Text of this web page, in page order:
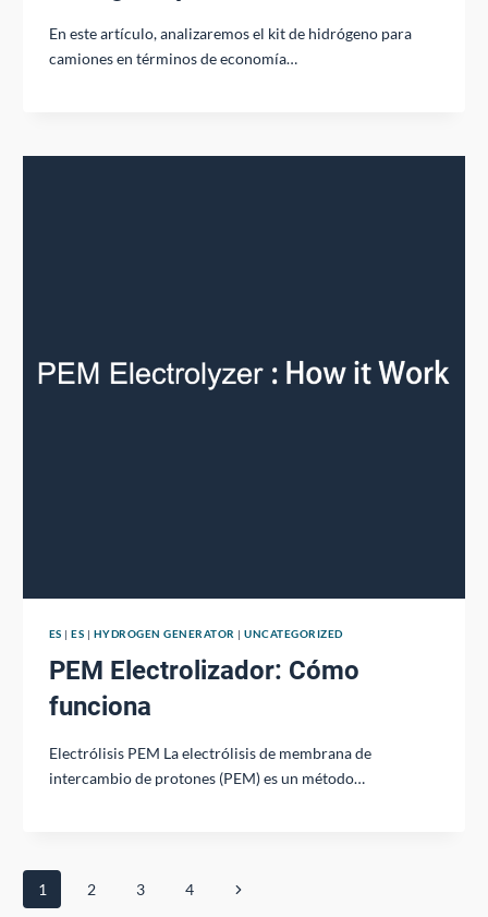
En este artículo, analizaremos el kit de hidrógeno para
camiones en términos de economía…
ES |ES | HYDROGEN GENERATOR |UNCATEGORIZED
PEM Electrolizador: Cómo
funciona
Electrólisis PEM La electrólisis de membrana de
intercambio de protones (PEM) es un método…
Navegación
1 2 3 4
Siguiente